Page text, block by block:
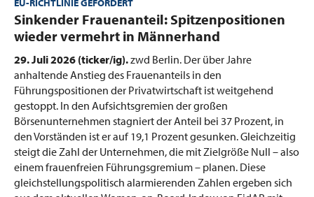
:Sinkender Frauenanteil: Spitzenpositionen
wieder vermehrt in Männerhand
29. Juli 2026 (ticker/ig).zwd Berlin. Der über Jahre
anhaltende Anstieg des Frauenanteils in den
Führungspositionen der Privatwirtschaft ist weitgehend
gestoppt. In den Aufsichtsgremien der großen
Börsenunternehmen stagniert der Anteil bei 37 Prozent, in
den Vorständen ist er auf 19,1 Prozent gesunken. Gleichzeitig
steigt die Zahl der Unternehmen, die mit Zielgröße Null – also
einem frauenfreien Führungsgremium – planen. Diese
gleichstellungspolitisch alarmierenden Zahlen ergeben sich